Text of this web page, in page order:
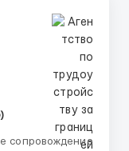
сопровождение